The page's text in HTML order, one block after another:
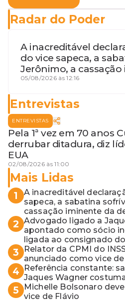
Radar do Poder
A inacreditável
do vice sapeca, a
Jerônimo, a
desembargadora e a
05/08/2026 às 12:16
Entrevistas
ENTREVISTAS
Pela 1ª vez em 70 anos
derrubar ditadura, diz
EUA
02/08/2026 às 11:00
Mais Lidas
1
A inacreditável
sapeca, a sabatina
cassação iminente da
vaga do Quinto para o
2 Advogado ligado a
apontado como sócio
ligada ao consignado
3
Relator da CPMI do
anunciado como vice
4
Referência constante:
Jaques Wagner
5
Michelle Bolsonaro
vice de Flávio